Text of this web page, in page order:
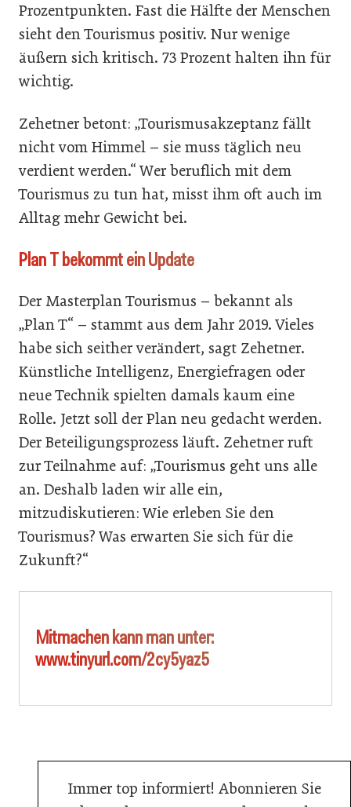
Prozentpunkten. Fast die Hälfte der Menschen
sieht den Tourismus positiv. Nur wenige
äußern sich kritisch. 73 Prozent halten ihn für
wichtig.
Zehetner betont: „Tourismusakzeptanz fällt
nicht vom Himmel – sie muss täglich neu
verdient werden.“ Wer beruflich mit dem
Tourismus zu tun hat, misst ihm oft auch im
Alltag mehr Gewicht bei.
Plan T bekommt ein Update
Der Masterplan Tourismus – bekannt als
„Plan T“ – stammt aus dem Jahr 2019. Vieles
habe sich seither verändert, sagt Zehetner.
Künstliche Intelligenz, Energiefragen oder
neue Technik spielten damals kaum eine
Rolle. Jetzt soll der Plan neu gedacht werden.
Der Beteiligungsprozess läuft. Zehetner ruft
zur Teilnahme auf: „Tourismus geht uns alle
an. Deshalb laden wir alle ein,
mitzudiskutieren: Wie erleben Sie den
Tourismus? Was erwarten Sie sich für die
Zukunft?“
Mitmachen kann man unter:
www.tinyurl.com/2cy5yaz5
Immer top informiert! Abonnieren Sie